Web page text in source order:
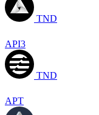
TND
API3
TND
APT